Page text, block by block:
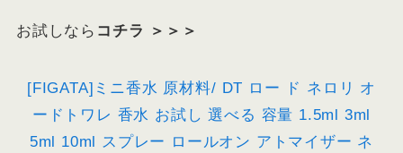
お試しなら コチラ ＞＞＞
[FIGATA]ミニ香水 原材料/ DT ロー ド ネロリ オ
ードトワレ 香水 お試し 選べる 容量 1.5ml 3ml
5ml 10ml スプレー ロールオン アトマイザー ネ